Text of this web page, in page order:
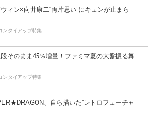
ィン×向井康二“両片思い”にキュンが止まら
ンタイアップ特集
段そのまま45％増量！ファミマ夏の大盤振る舞
ンタイアップ特集
、自ら描いた”レトロフューチャ